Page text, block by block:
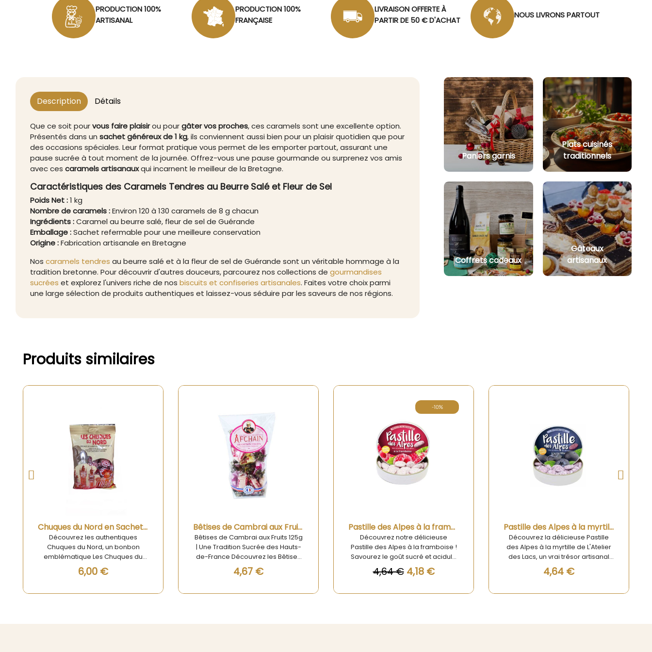
PRODUCTION 100%
ARTISANAL
PRODUCTION 100%
FRANÇAISE
LIVRAISON OFFERTE À
PARTIR DE 50 € D'ACHAT
NOUS LIVRONS PARTOUT
Description Détails
Que ce soit pourvous faire plaisirou pourgâter vos proches, ces caramels sont une excellente option.
Présentés dans un sachet généreux de 1 kg, ils conviennent aussi bien pour un plaisir quotidien que pour
des occasions spéciales. Leur format pratique vous permet de les emporter partout, assurant une
pause sucrée à tout moment de la journée. Offrez-vous une pause gourmande ou surprenez vos amis
avec ces caramels artisanauxqui incarnent le meilleur de la Bretagne.
Caractéristiques des Caramels Tendres au Beurre Salé et Fleur de Sel
Poids Net :1 kg
Nombre de caramels :Environ 120 à 130 caramels de 8 g chacun
Ingrédients :Caramel au beurre salé, fleur de sel de Guérande
Emballage :Sachet refermable pour une meilleure conservation
Origine :Fabrication artisanale en Bretagne
Nos caramels tendres au beurre salé et à la fleur de sel de Guérande sont un véritable hommage à la
tradition bretonne. Pour découvrir d'autres douceurs, parcourez nos collections de gourmandises
sucrées et explorez l'univers riche de nos biscuits et confiseries artisanales. Faites votre choix parmi
une large sélection de produits authentiques et laissez-vous séduire par les saveurs de nos régions.
Paniers garnis
Plats cuisinés
traditionnels
Coffrets cadeaux
Gâteaux
artisanaux
Produits similaires
Aperçu rapide Bêtises de Cambrai aux Fruits 125g
Bêtises de Cambrai aux Fruits 125g
| Une Tradition Sucrée des Hauts-
de-France Découvrez les Bêtises
de Cambrai aux Fruits 125g, une
délicieuse confiserie qui incarne la
des Hauts-de-France. Ces
4,67 €
Aperçu rapide Pastille des Alpes à la framboise 35g
Découvrez notre délicieuse
Pastille des Alpes à la framboise !
Savourez le goût sucré et acidulé
des framboises des Alpes dans
chaque bouchée de cette
soyez en déplacement, au bureau
4,64 €4,18 €
Aperçu rapide
Rupture de stock
Pastille des Alpes à la myrtille 35g
Découvrez la délicieuse Pastille
des Alpes à la myrtille de L'Atelier
des Lacs, un vrai trésor artisanal
qui saura ravir vos papilles !
Fabriquée avec amour dans les
aux saveurs intenses et
4,64 €
Aperçu rapide Pastille des Alpes au génépi de Savoie 35g
Pastille des Alpes au génépi de
Savoie – Bonbon artisanal aux
saveurs alpines Offrez-vous une
pause sucrée originale avec la
Pastille des Alpes au génépi de
emblématique des montagnes, à
4,64 €